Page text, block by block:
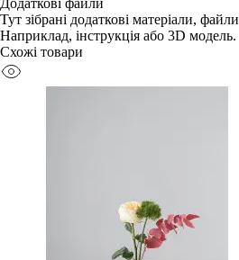
Додаткові файли
Тут зібрані додаткові матеріали,
Наприклад, інструкція або 3D модель.
Схожі товари